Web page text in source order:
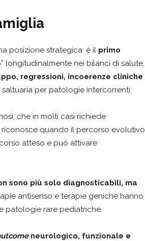
posizione strategica: è il primo
longitudinalmente nei bilanci di salute,
regressioni, incoerenze cliniche
per patologie intercorrenti.
che in molti casi richiede
quando il percorso evolutivo
atteso e può attivare
sono più solo diagnosticabili, ma
antisenso e terapie geniche hanno
patologie rare pediatriche.
neurologico, funzionale e